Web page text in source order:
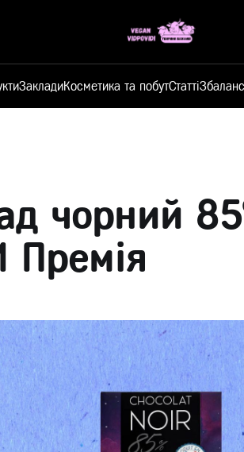
ЗакладиКосметика та побутСтатті
чорний
Премія